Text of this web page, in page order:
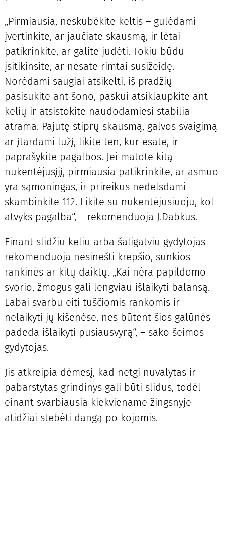
„Pirmiausia, neskubėkite keltis – gulėdami
įvertinkite, ar jaučiate skausmą, ir lėtai
patikrinkite, ar galite judėti. Tokiu būdu
įsitikinsite, ar nesate rimtai susižeidę.
Norėdami saugiai atsikelti, iš pradžių
pasisukite ant šono, paskui atsiklaupkite ant
kelių ir atsistokite naudodamiesi stabilia
atrama. Pajutę stiprų skausmą, galvos svaigimą
ar įtardami lūžį, likite ten, kur esate, ir
paprašykite pagalbos. Jei matote kitą
nukentėjusįjį, pirmiausia patikrinkite, ar asmuo
yra sąmoningas, ir prireikus nedelsdami
skambinkite 112. Likite su nukentėjusiuoju, kol
atvyks pagalba“, – rekomenduoja J.Dabkus.
Einant slidžiu keliu arba šaligatviu gydytojas
rekomenduoja nesinešti krepšio, sunkios
rankinės ar kitų daiktų. „Kai nėra papildomo
svorio, žmogus gali lengviau išlaikyti balansą.
Labai svarbu eiti tuščiomis rankomis ir
nelaikyti jų kišenėse, nes būtent šios galūnės
padeda išlaikyti pusiausvyrą“, – sako šeimos
gydytojas.
Jis atkreipia dėmesį, kad netgi nuvalytas ir
pabarstytas grindinys gali būti slidus, todėl
einant svarbiausia kiekviename žingsnyje
atidžiai stebėti dangą po kojomis.